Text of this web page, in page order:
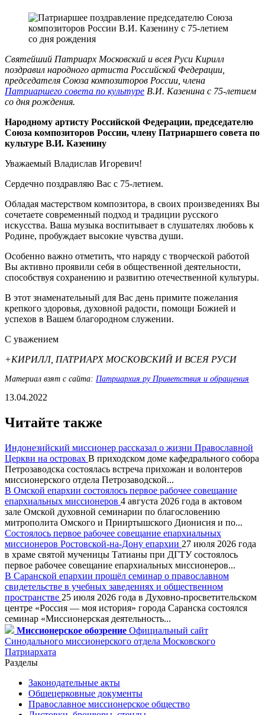
Святейший Патриарх Московский и всея Руси Кирилл
поздравил народного артиста Российской Федерации,
председателя Союза композиторов России, члена
Патриаршего совета по культуре В.И. Казенина с 75-летием
со дня рождения.
Народному артисту Российской Федерации, председателю
Союза композиторов России, члену Патриаршего совета по
культуре В.И. Казенину
Уважаемый Владислав Игоревич!
Сердечно поздравляю Вас с 75-летием.
Обладая мастерством композитора, в своих произведениях Вы
сочетаете современный подход и традиции русского
искусства. Ваша музыка воспитывает в слушателях любовь к
Родине, пробуждает высокие чувства души.
Особенно важно отметить, что наряду с творческой работой
Вы активно проявили себя в общественной деятельности,
способствуя сохранению и развитию отечественной культуры.
В этот знаменательный для Вас день примите пожелания
крепкого здоровья, духовной радости, помощи Божией и
успехов в Вашем благородном служении.
С уважением
+КИРИЛЛ, ПАТРИАРХ МОСКОВСКИЙ И ВСЕЯ РУСИ
Материал взят с сайта: Патриархия.ру Приветствия и обращения
13.04.2022
Читайте также
Индонезийский миссионер рассказал о жизни Православной
Церкви на островах В приходском доме кафедрального собора
Петрозаводска состоялась встреча прихожан и волонтеров
миссионерского отдела Петрозаводской...
В Омской епархии состоялось первое рабочее совещание
епархиальных миссионеров 4 августа 2026 года в актовом
зале Омской духовной семинарии по благословению
митрополита Омского и Прииртышского Дионисия и по...
Состоялось первое рабочее совещание епархиальных
миссионеров Ростовской-на-Дону епархии 27 июля 2026 года
в храме святой мученицы Татианы при ДГТУ состоялось
первое рабочее совещание епархиальных миссионеров...
В Саранской епархии прошёл семинар о православном
свидетельстве в учебных заведениях и общественном
пространстве 25 июля 2026 года в Духовно-просветительском
центре «Россия — моя история» города Саранска состоялся
семинар «Миссионерская деятельность...
Миссионерское обозрение Официальный сайт
Синодального миссионерского отдела Московского
Патриархата
Разделы
Законодательные акты
Общецерковные документы
Православное миссионерское общество